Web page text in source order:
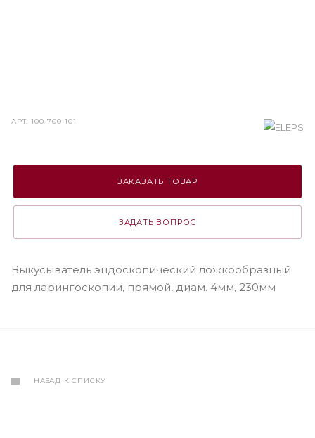
АРТ.100-700-101
ЗАКАЗАТЬ ТОВАР
ЗАДАТЬ ВОПРОС
Выкусыватель эндоскопический ложкообразный
для ларингоскопии, прямой, диам. 4мм, 230мм
НАЗАД К СПИСКУ